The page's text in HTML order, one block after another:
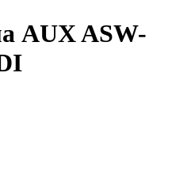
AUX ASW-